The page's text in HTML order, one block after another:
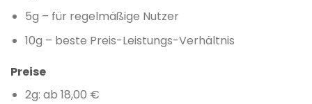
5g – für regelmäßige Nutzer
10g – beste Preis-Leistungs-Verhältnis
Preise
2g: ab 18,00 €